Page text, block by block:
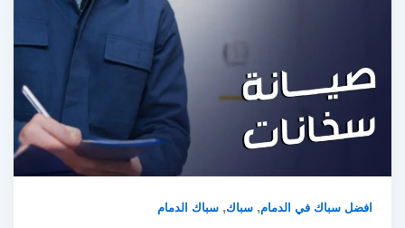
افضل سباك في الدمام,سباك,سباك الدمام